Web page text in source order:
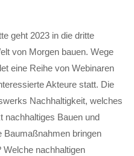
geht 2023 in die dritte
von Morgen bauen. Wege
eine Reihe von Webinaren
Akteure statt. Die
Nachhaltigkeit, welches
nachhaltiges Bauen und
Baumaßnahmen bringen
nachhaltigen